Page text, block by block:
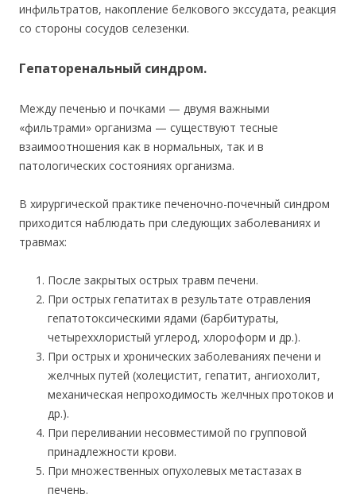
инфильтратов, накопление белкового экссудата, реакция
со стороны сосудов селезенки.
Гепаторенальный синдром.
Между печенью и почками — двумя важными
«фильтрами» организма — существуют тесные
взаимоотношения как в нормальных, так и в
патологических состояниях организма.
В хирургической практике печеночно-почечный синдром
приходится наблюдать при следующих заболеваниях и
травмах:
После закрытых острых травм печени.
При острых гепатитах в результате отравления
гепатотоксическими ядами (барбитураты,
четыреххлористый углерод, хлороформ и др.).
При острых и хронических заболеваниях печени и
желчных путей (холецистит, гепатит, ангиохолит,
механическая непроходимость желчных протоков и
др.).
При переливании несовместимой по групповой
принадлежности крови.
При множественных опухолевых метастазах в
печень.